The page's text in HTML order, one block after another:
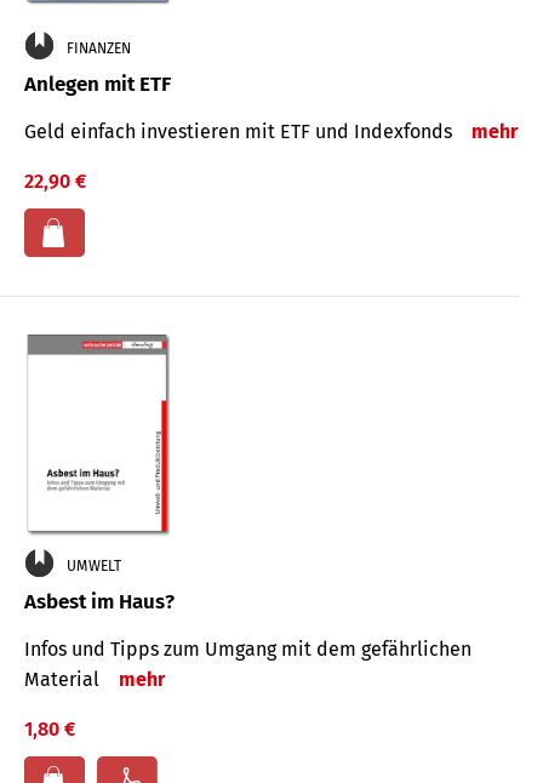
FINANZEN
Anlegen mit ETF
Geld einfach investieren mit ETF und Indexfonds mehr
22,90 €
UMWELT
Asbest im Haus?
Infos und Tipps zum Um­gang mit dem ge­fähr­lichen
Mate­rial
mehr
1,80 €